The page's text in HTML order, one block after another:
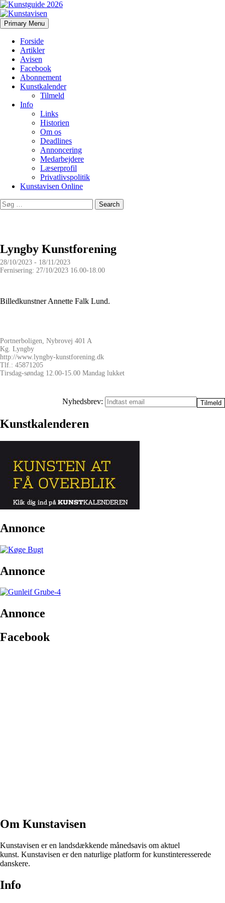
Kunstavisen
Search
Primary Menu Skip
to
Forside
Artikler
Avisen
Facebook
Abonnement
Kunstkalender
Tilmeld
Info
Links
Historien
Om os
Deadlines
Annoncering
Medarbejdere
Læserprofil
Privatlivspolitik
Kunstavisen Online
Search
for:
Lyngby Kunstforening
28/10/2023 - 18/11/2023
Fernisering: 27/10/2023 16.00-18.00
Billedkunstner Annette Falk Lund.
Portnerboligen, Nybrovej 401 A
Kg. Lyngby
http://www.lyngby-kunstforening.dk
Tlf.: 45871205
Tirsdag-søndag 12.00-15.00 Mandag lukket
Nyhedsbrev:
Kunstkalenderen
Annonce
Annonce
Annonce
Facebook
Om Kunstavisen
Kunstavisen er en landsdækkende månedsavis om aktuel
kunst. Kunstavisen er den naturlige platform for kunstinteresserede
danskere.
Info